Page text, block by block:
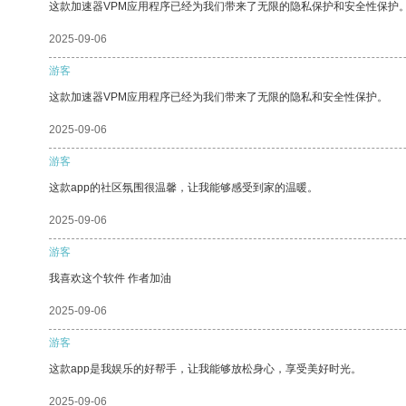
这款加速器VPM应用程序已经为我们带来了无限的隐私保护和安全性保护
2025-09-06
游客
这款加速器VPM应用程序已经为我们带来了无限的隐私和安全性保护。
2025-09-06
游客
这款app的社区氛围很温馨，让我能够感受到家的温暖。
2025-09-06
游客
我喜欢这个软件 作者加油
2025-09-06
游客
这款app是我娱乐的好帮手，让我能够放松身心，享受美好时光。
2025-09-06